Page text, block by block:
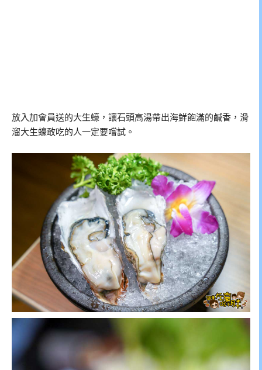
放入加會員送的大生蠔，讓石頭高湯帶出海鮮飽滿的鹹香，滑
溜大生蠔敢吃的人一定要嚐試。